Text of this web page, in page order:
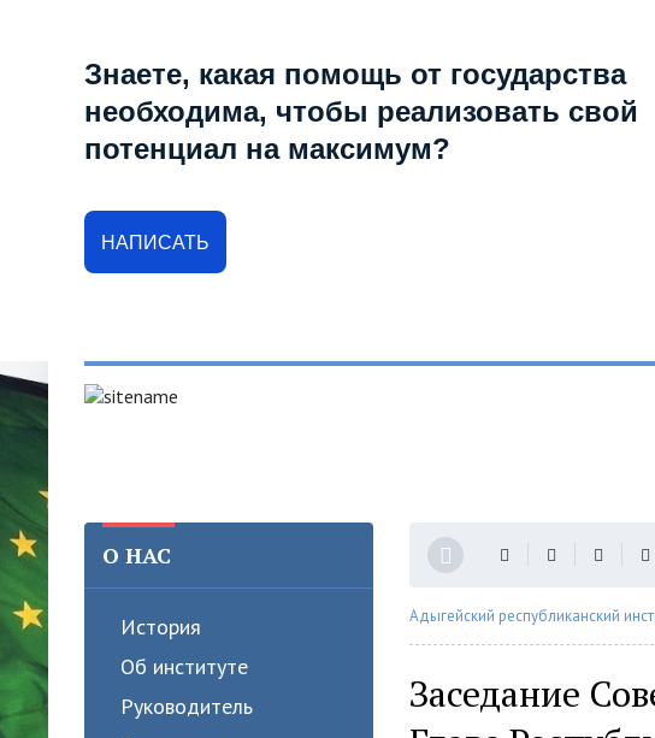
Знаете, какая помощь от государства
необходима, чтобы реализовать свой
потенциал на максимум?
НАПИСАТЬ
О НАС
История
Об институте
Руководитель
Адыгейский республиканский
Заседание